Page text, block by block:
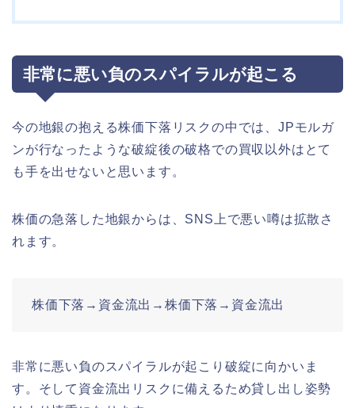
非常に悪い負のスパイラルが起こる
今の地銀の抱える株価下落リスクの中では、JPモルガ
ンが行なったような破綻後の破格での買収以外はとて
も手を出せないと思います。
株価の急落した地銀からは、SNS上で悪い噂は拡散さ
れます。
株価下落→資金流出→株価下落→資金流出
非常に悪い負のスパイラルが起こり破綻に向かいま
す。そして資金流出リスクに備えるため貸し出し姿勢